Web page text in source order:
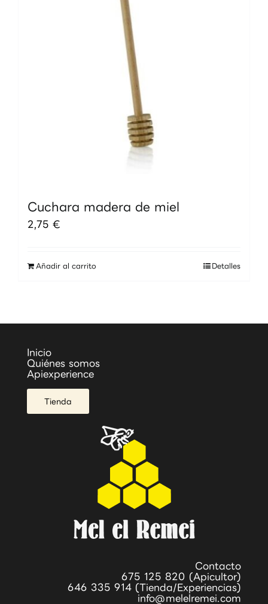
Cuchara madera de miel
2,75 €
Añadir al carrito Detalles
Inicio
Quiénes somos
Apiexperience
Tienda
Contacto
675 125 820 (Apicultor)
646 335 914 (Tienda/Experiencias)
info@melelremei.com